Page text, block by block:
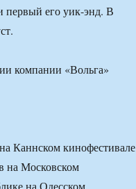
первый его уик-энд. В
компании «Вольга»
Каннском
на Московском